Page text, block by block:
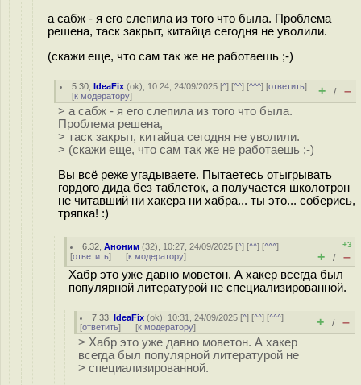
а сабж - я его слепила из того что была. Проблема
решена, таск закрыт, китайца сегодня не уволили.
(скажи еще, что сам так же не работаешь ;-)
5.30 ,IdeaFix (ok), 10:24, 24/09/2025 [^] [^^] [^^^] [ответить]
[к модератору] + / –
> а сабж - я его слепила из того что была.
Проблема решена,
> таск закрыт, китайца сегодня не уволили.
> (скажи еще, что сам так же не работаешь ;-)
Вы всё реже угадываете. Пытаетесь отыгрывать
гордого дида без таблеток, а получается школотрон
не читавший ни хакера ни хабра... ты это... соберись,
тряпка! :)
6.32 ,Аноним (32), 10:27, 24/09/2025 [^] [^^] [^^^]
[ответить] [к модератору]
+3
+ / –
Хабр это уже давно моветон. А хакер всегда был
популярной литературой не специализированной.
7.33 ,IdeaFix (ok), 10:31, 24/09/2025 [^] [^^] [^^^]
[ответить] [к модератору] + / –
> Хабр это уже давно моветон. А хакер
всегда был популярной литературой не
> специализированной.